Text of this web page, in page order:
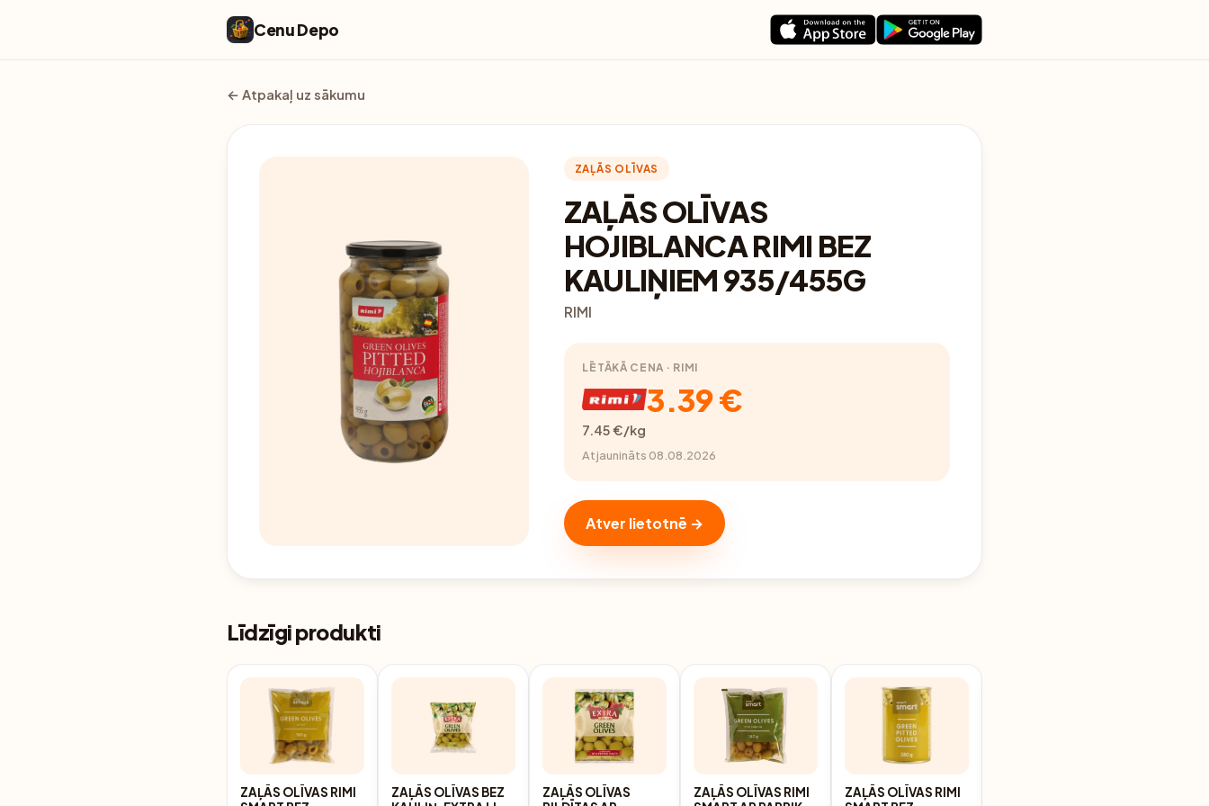
Cenu Depo
← Atpakaļ uz sākumu
ZAĻĀS OLĪVAS
ZAĻĀS OLĪVAS
HOJIBLANCA RIMI BEZ
KAULIŅIEM 935/455G
RIMI
LĒTĀKĀ CENA · RIMI
3.39 €
7.45 €/kg
Atjaunināts 08.08.2026
Atver lietotnē →
Līdzīgi produkti
ZAĻĀS OLĪVAS RIMI
ZAĻĀS OLĪVAS BEZ
ZAĻĀS OLĪVAS
ZAĻĀS OLĪVAS RIMI
ZAĻĀS OLĪVAS RIMI